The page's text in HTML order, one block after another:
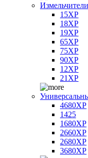
15XP
18XP
19XP
65XP
75XP
90XP
12XP
21XP
4680XP
1425
1680XP
2660XP
2680XP
3680XP